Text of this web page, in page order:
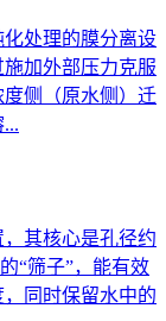
处理的膜分离设
加外部压力克服
侧（原水侧）迁
其核心是孔径约
“筛子”，能有效
同时保留水中的